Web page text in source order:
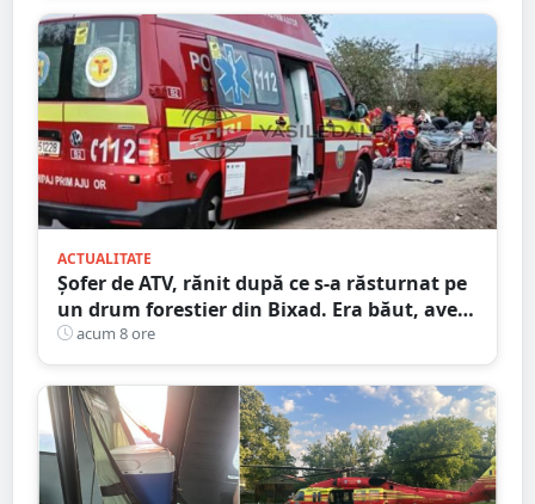
ACTUALITATE
Șofer de ATV, rănit după ce s-a răsturnat pe
un drum forestier din Bixad. Era băut, avea
permisul anulat, iar vehiculul nu era
înmatriculat
acum 8 ore